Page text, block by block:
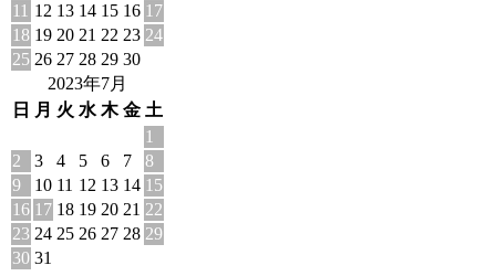
11 12 13 14 15 16 17
18 19 20 21 22 23 24
25 26 27 28 29 30
2023年7月
日
月 火 水 木 金 土
1
2
3 4 5 6 7
8
9
10 11 12 13 14 15
16 17 18 19 20 21 22
23 24 25 26 27 28 29
30 31